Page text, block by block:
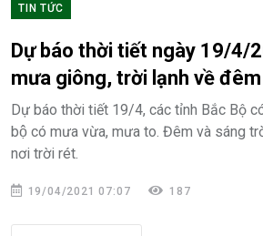
TIN TỨC
Dự báo thời tiết ngày 19/4/
mưa giông, trời lạnh về
Dự báo thời tiết 19/4, các tỉnh Bắc Bộ
bộ có mưa vừa, mưa to. Đêm và sáng
nơi trời rét.
19/04/2021 07:07 187